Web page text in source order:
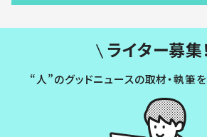
ライター募集！
“人”のグッドニュースの取材・執筆